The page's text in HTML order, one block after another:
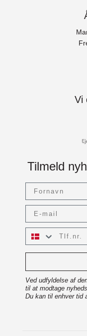
Vi
Tilmeld
Ved udfyldelse af
til at modtage
Du kan til enhver tid